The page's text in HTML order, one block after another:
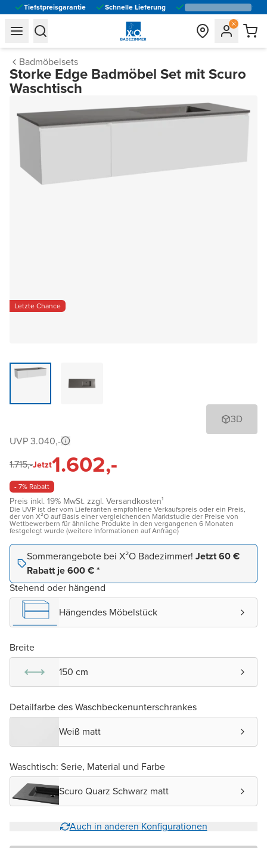
Tiefstpreisgarantie Schnelle Lieferung
general.navigation.toggle_menu.label
general.navigation.toggle_menu.label
Badmöbelsets
Storke Edge Badmöbel Set mit Scuro
Waschtisch
Letzte Chance
3D
UVP 3.040,-
1.715,-Jetzt1.602,-
- 7% Rabatt
Preis inkl. 19% MwSt. zzgl. Versandkosten¹
Die UVP ist der vom Lieferanten empfohlene Verkaufspreis oder ein Preis,
der von X²O auf Basis einer vergleichenden Marktstudie der Preise von
Wettbewerbern für ähnliche Produkte in den vergangenen 6 Monaten
festgelegt wurde (weitere Informationen auf Anfrage)
Sommerangebote bei X²O Badezimmer! Jetzt 60 €
Rabatt je 600 € *
Stehend oder hängend
Hängendes Möbelstück
Breite
150 cm
Detailfarbe des Waschbeckenunterschrankes
Weiß matt
Waschtisch: Serie, Material und Farbe
Scuro Quarz Schwarz matt
Auch in anderen Konfigurationen